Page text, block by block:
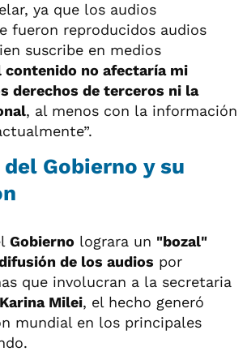
ya que los audios
fueron reproducidos audios
suscribe en medios
contenido no afectaría mi
derechos de terceros ni la
, al menos con la información
Gobierno y su
Gobierno lograra un "bozal"
de los audios por
que involucran a la secretaria
Karina Milei, el hecho generó
mundial en los principales